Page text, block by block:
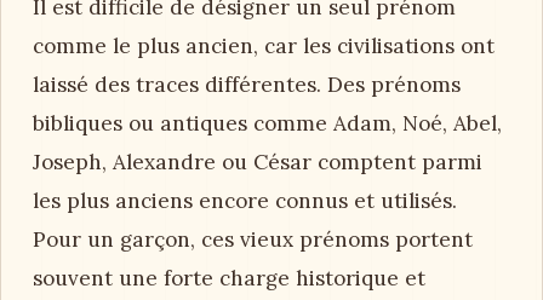
Il est difficile de désigner un seul prénom
comme le plus ancien, car les civilisations ont
laissé des traces différentes. Des prénoms
bibliques ou antiques comme Adam, Noé, Abel,
Joseph, Alexandre ou César comptent parmi
les plus anciens encore connus et utilisés.
Pour un garçon, ces vieux prénoms portent
souvent une forte charge historique et